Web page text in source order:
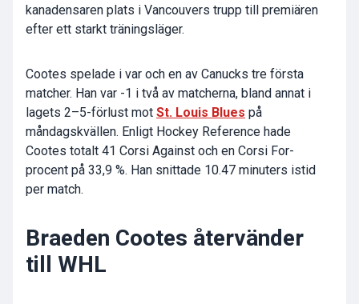
kanadensaren plats i Vancouvers trupp till premiären
efter ett starkt träningsläger.
Cootes spelade i var och en av Canucks tre första
matcher. Han var -1 i två av matcherna, bland annat i
lagets 2–5-förlust mot St. Louis Blues på
måndagskvällen. Enligt Hockey Reference hade
Cootes totalt 41 Corsi Against och en Corsi For-
procent på 33,9 %. Han snittade 10.47 minuters istid
per match.
Braeden Cootes återvänder
till WHL